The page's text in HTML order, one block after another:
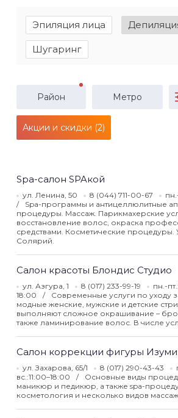
Эпиляция лица
Шугаринг
Район Метро
Акции и скидки (2)
Spa-салон SPAкой
ул. Ленина, 50 8 (044) 711-00-67
Spa-программы и антицеллюлитные
процедуры. Массаж. Парикмахерские
восстановление волос, окраска
средствами. Косметические процедуры.
Солярий.
Салон красоты Блондис Студио
ул. Азгура, 1 8 (017) 233-99-19
пн.-
18:00
Современные услуги по уходу
модные женские, мужские и детские
выполняют сложное окрашивание –
также ламинирование волос. В числе
Салон коррекции фигуры Изуми
ул. Захарова, 65/1 8 (017) 290-43-43
вс.:11:00–18:00
Основные виды
маникюр и педикюр, а также spa-
косметология и несколько видов